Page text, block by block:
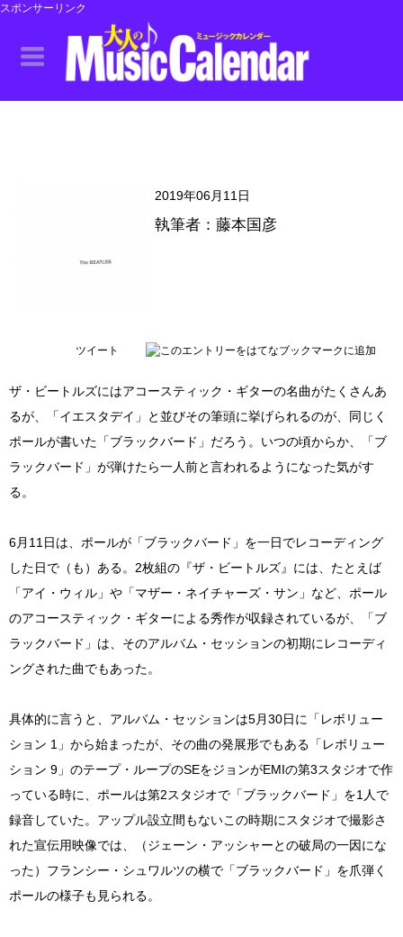
スポンサーリンク
2019年06月11日
執筆者：藤本国彦
ツイート
ザ・ビートルズにはアコースティック・ギターの名曲がたくさんあ
るが、「イエスタデイ」と並びその筆頭に挙げられるのが、同じく
ポールが書いた「ブラックバード」だろう。いつの頃からか、「ブ
ラックバード」が弾けたら一人前と言われるようになった気がす
る。
6月11日は、ポールが「ブラックバード」を一日でレコーディング
した日で（も）ある。2枚組の『ザ・ビートルズ』には、たとえば
「アイ・ウィル」や「マザー・ネイチャーズ・サン」など、ポール
のアコースティック・ギターによる秀作が収録されているが、「ブ
ラックバード」は、そのアルバム・セッションの初期にレコーディ
ングされた曲でもあった。
具体的に言うと、アルバム・セッションは5月30日に「レボリュー
ション 1」から始まったが、その曲の発展形でもある「レボリュー
ション 9」のテープ・ループのSEをジョンがEMIの第3スタジオで作
っている時に、ポールは第2スタジオで「ブラックバード」を1人で
録音していた。アップル設立間もないこの時期にスタジオで撮影さ
れた宣伝用映像では、（ジェーン・アッシャーとの破局の一因にな
った）フランシー・シュワルツの横で「ブラックバード」を爪弾く
ポールの様子も見られる。